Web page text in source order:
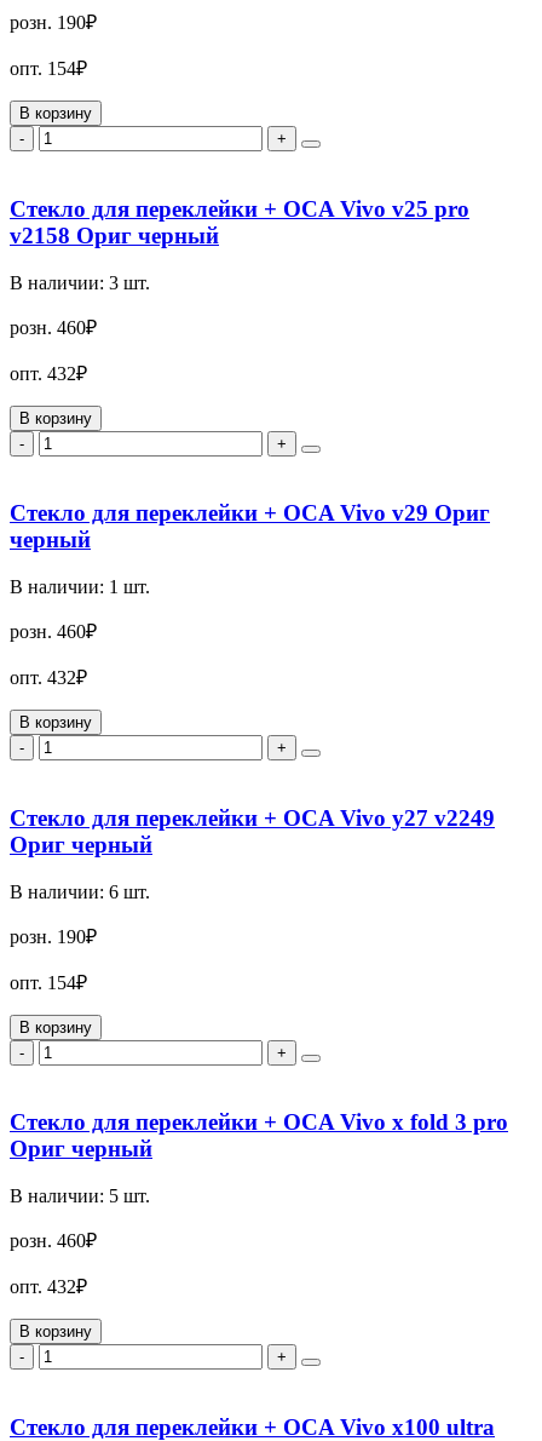
розн. 190₽
опт. 154₽
В корзину
-
+
Стекло для переклейки + OCA Vivo v25 pro
v2158 Ориг черный
В наличии: 3 шт.
розн. 460₽
опт. 432₽
В корзину
-
+
Стекло для переклейки + OCA Vivo v29 Ориг
черный
В наличии: 1 шт.
розн. 460₽
опт. 432₽
В корзину
-
+
Стекло для переклейки + OCA Vivo y27 v2249
Ориг черный
В наличии: 6 шт.
розн. 190₽
опт. 154₽
В корзину
-
+
Стекло для переклейки + OCA Vivo x fold 3 pro
Ориг черный
В наличии: 5 шт.
розн. 460₽
опт. 432₽
В корзину
-
+
Стекло для переклейки + OCA Vivo x100 ultra